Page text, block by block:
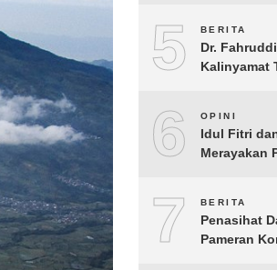
5 BERITA
Dr.
Kalinyamat
6 OPINI
Idul Fitri
Merayakan
7 BERITA
Penasihat
Pameran